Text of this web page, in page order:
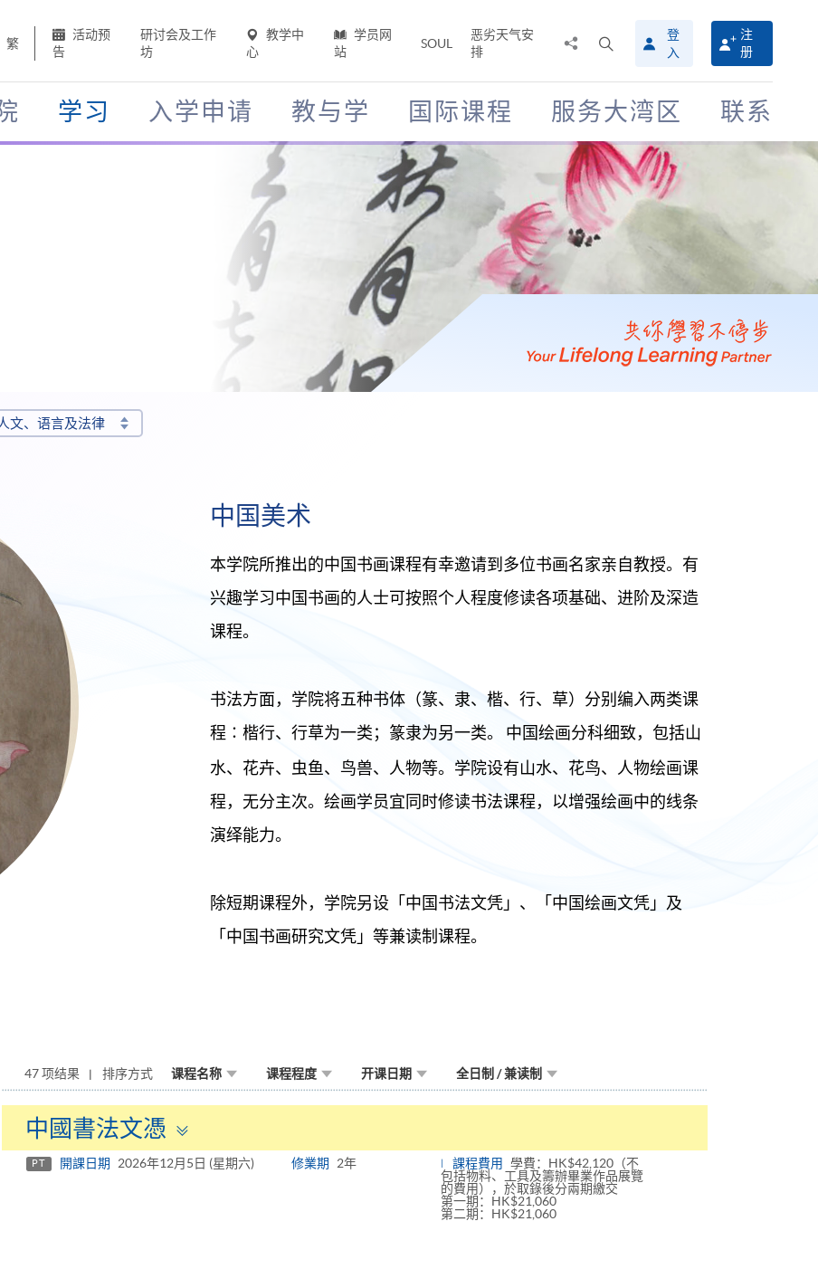
繁
活动预
告
研讨会及工作
坊
教学中
心
学员网
站
SOUL
恶劣天气安
排
搜
寻
介
面
登
入
注
册
学习 入学申请 教与学 国际课程 服务大湾区 联系
文、语言及法律
中国美术
本学院所推出的中国书画课程有幸邀请到多位书画名家亲自教授。有
兴趣学习中国书画的人士可按照个人程度修读各项基础、进阶及深造
课程。
书法方面，学院将五种书体（篆、隶、楷、行、草）分别编入两类课
程∶楷行、行草为一类；篆隶为另一类。
中国绘画分科细致，包括山
水、花卉、虫鱼、鸟兽、人物等。学院设有山水、花鸟、人物绘画课
程，无分主次。绘画学员宜同时修读书法课程，以增强绘画中的线条
演绎能力。
除短期课程外，学院另设「中国书法文凭」、「中国绘画文凭」及
「中国书画研究文凭」等兼读制课程。
47 项结果 排序方式 课程名称 课程程度 开课日期 全日制 / 兼读制
中國書法文憑
panel
PT 開課日期 2026年12月5日 (星期六) 修業期 2年 課程費用
學費：HK$42,120（不
包括物料、工具及籌辦畢業作品展覽
的費用），於取錄後分兩期繳交
第一期：HK$21,060
第二期：HK$21,060